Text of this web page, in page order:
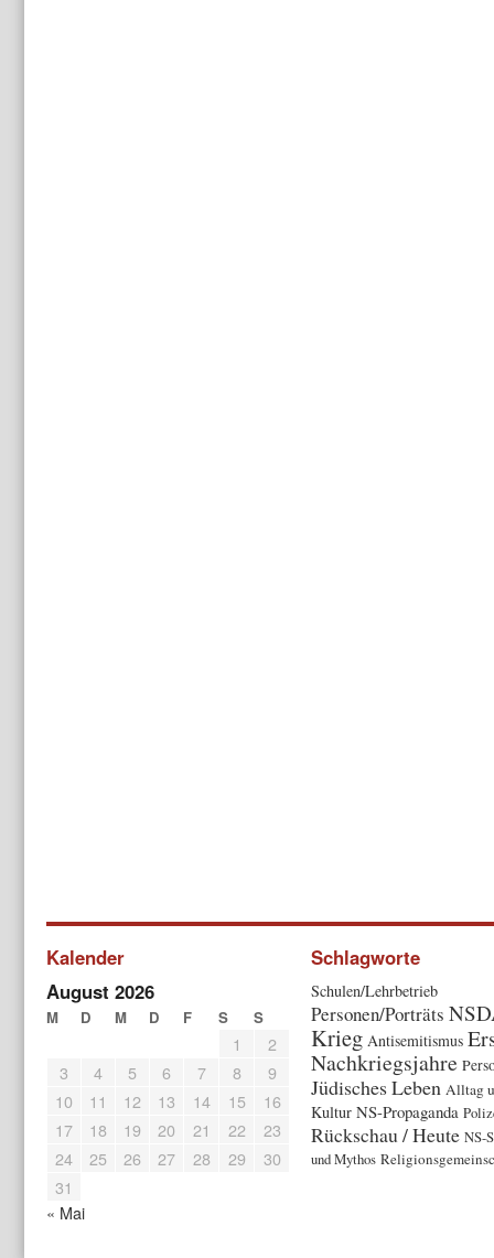
Kalender
August 2026
M D M D F S S
« Mai
1
2
3
4 5 6 7 8
9
10
11 12 13 14 15
16
17
18 19 20 21 22
23
24
25 26 27 28 29
30
31
Schlagworte
Schulen/Lehrbetrieb
Personen/Porträts
Krieg Antisemitismus
Nachkriegsjahre
Jüdisches Leben Alltag
Kultur NS-Propaganda
Rückschau / Heute NS-
und Mythos